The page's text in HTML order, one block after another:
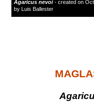
Agaricus nevoi- created on
by Luis Ballester